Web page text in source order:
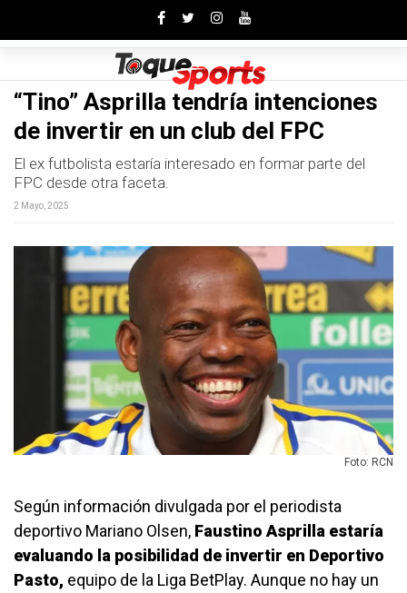
“Tino” Asprilla tendría intenciones
de invertir en un club del FPC
El ex futbolista estaría interesado en formar parte del
FPC desde otra faceta.
2 Mayo, 2025
Foto: RCN
Según información divulgada por el periodista
deportivo Mariano Olsen, Faustino Asprilla estaría
evaluando la posibilidad de invertir en Deportivo
Pasto, equipo de la Liga BetPlay. Aunque no hay un